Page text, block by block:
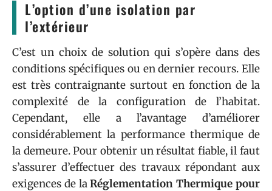
L’option d’une isolation par
l’extérieur
C’est un choix de solution qui s’opère dans des
conditions spécifiques ou en dernier recours. Elle
est très contraignante surtout en fonction de la
complexité de la configuration de l’habitat.
Cependant, elle a l’avantage d’améliorer
considérablement la performance thermique de
la demeure. Pour obtenir un résultat fiable, il faut
s’assurer d’effectuer des travaux répondant aux
exigences de laRéglementation Thermique pour